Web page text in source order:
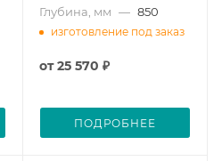
Глубина, мм — 850
изготовление под заказ
от25 570 ₽
ПОДРОБНЕЕ